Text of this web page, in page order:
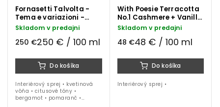
Fornasetti Talvolta -
Tema e variazioni -
Frutto Proibito
interiérový sprej 100 ml
Skladom v predajni
250 €250 € / 100 ml
Do košíka
Interiérový sprej • kvetinová
vôňa • citusové tóny •
bergamot • pomaranč •
With Poesie Terracotta
No.1 Cashmere + Vanilla
interiérový sprej
Skladom v predajni
48 €48 € / 100 ml
Do košíka
Interiérový sprej •